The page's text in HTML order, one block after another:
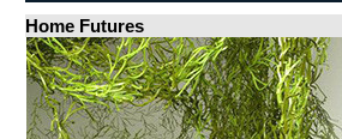
Home Futures